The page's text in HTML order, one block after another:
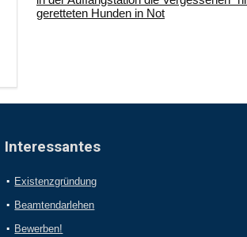
geretteten Hunden in Not
Interessantes
Existenzgründung
Beamtendarlehen
Bewerben!